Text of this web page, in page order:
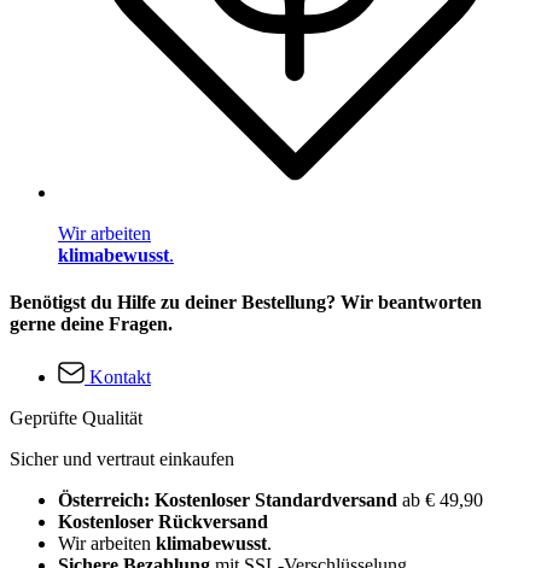
Wir arbeiten
klimabewusst.
Benötigst du Hilfe zu deiner Bestellung? Wir beantworten
gerne deine Fragen.
Kontakt
Geprüfte Qualität
Sicher und vertraut einkaufen
Österreich: Kostenloser Standardversand ab € 49,90
Kostenloser Rückversand
Wir arbeiten klimabewusst.